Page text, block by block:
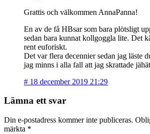
Grattis och välkommen AnnaPanna!
En av de få HBsar som bara plötsligt
sedan bara kunnat kollgoggla lite. Det
rent euforiskt.
Det var flera decennier sedan jag läste
jag minns i alla fall att jag skrattade
# 18 december 2019 21:29
Lämna ett svar
Din e-postadress kommer inte publiceras.
märkta *